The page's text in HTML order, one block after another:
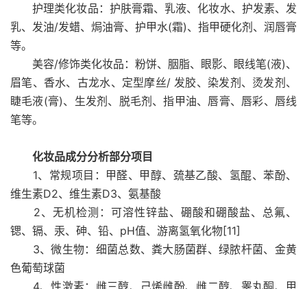
护理类化妆品：护肤膏霜、乳液、化妆水、护发素、发
乳、发油/发蜡、焗油膏、护甲水(霜)、指甲硬化剂、润唇膏
等。
美容/修饰类化妆品：粉饼、胭脂、眼影、眼线笔(液)、
眉笔、香水、古龙水、定型摩丝/ 发胶、染发剂、烫发剂、
睫毛液(膏)、生发剂、脱毛剂、指甲油、唇膏、唇彩、唇线
笔等。
化妆品成分分析部分项目
1、常规项目：甲醛、甲醇、巯基乙酸、氢醌、苯酚、
维生素D2、维生素D3、氨基酸
2、无机检测：可溶性锌盐、硼酸和硼酸盐、总氟、
锶、镉、汞、砷、铅、pH值、游离氢氧化物[11]
3、微生物：细菌总数、粪大肠菌群、绿脓杆菌、金黄
色葡萄球菌
4、性激素：雌三醇、己烯雌酚、雌二醇、睾丸酮、甲